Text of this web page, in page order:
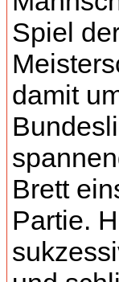
Spiel
damit
Brett
Partie.